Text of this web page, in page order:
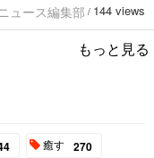
ュース編集部 / 144 views
もっと見る
癒す 270